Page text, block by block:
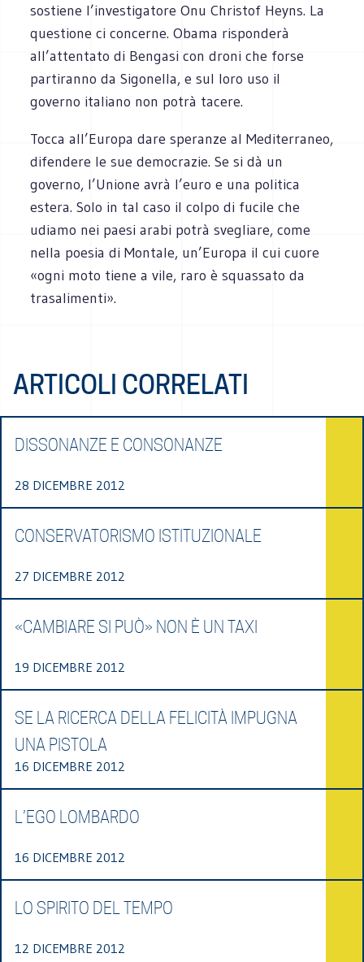
sostiene l’investigatore Onu Christof Heyns. La
questione ci concerne. Obama risponderà
all’attentato di Bengasi con droni che forse
partiranno da Sigonella, e sul loro uso il
governo italiano non potrà tacere.
Tocca all’Europa dare speranze al Mediterraneo,
difendere le sue democrazie. Se si dà un
governo, l’Unione avrà l’euro e una politica
estera. Solo in tal caso il colpo di fucile che
udiamo nei paesi arabi potrà svegliare, come
nella poesia di Montale, un’Europa il cui cuore
«ogni moto tiene a vile, raro è squassato da
trasalimenti».
ARTICOLI CORRELATI
DISSONANZE E CONSONANZE
28 DICEMBRE 2012
CONSERVATORISMO ISTITUZIONALE
27 DICEMBRE 2012
«CAMBIARE SI PUÒ» NON È UN TAXI
19 DICEMBRE 2012
SE LA RICERCA DELLA FELICITÀ IMPUGNA
UNA PISTOLA
16 DICEMBRE 2012
L’EGO LOMBARDO
16 DICEMBRE 2012
LO SPIRITO DEL TEMPO
12 DICEMBRE 2012